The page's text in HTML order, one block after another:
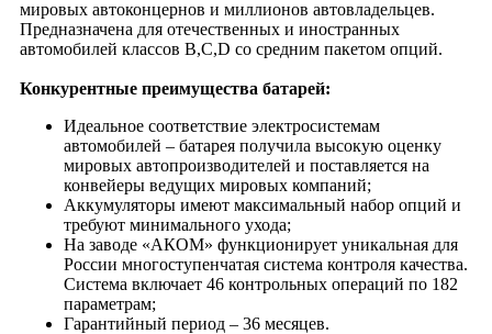
мировых автоконцернов и миллионов автовладельцев.
Предназначена для отечественных и иностранных
автомобилей классов В,С,D со средним пакетом опций.
Конкурентные преимущества батарей:
Идеальное соответствие электросистемам
автомобилей – батарея получила высокую оценку
мировых автопроизводителей и поставляется на
конвейеры ведущих мировых компаний;
Аккумуляторы имеют максимальный набор опций и
требуют минимального ухода;
На заводе «АКОМ» функционирует уникальная для
России многоступенчатая система контроля качества.
Система включает 46 контрольных операций по 182
параметрам;
Гарантийный период – 36 месяцев.